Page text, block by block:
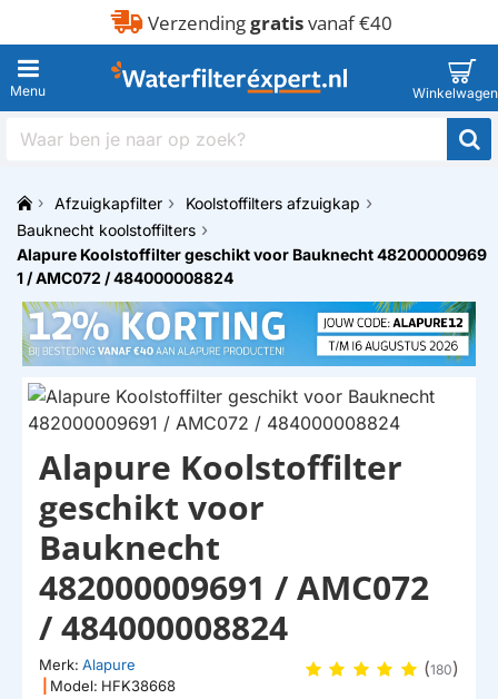
Verzendinggratisvanaf €40
Waar
naar
op
zoek?
h
o
m
Afzuigkapfilter
Koolstoffilters afzuigkap
Bauknecht koolstoffilters
Alapure Koolstoffilter geschikt voor Bauknecht 48200000969
1 / AMC072 / 484000008824
HUISMERK
Alapure Koolstoffilter
geschikt voor
Bauknecht
482000009691 / AMC072
/ 484000008824
Merk: Alapure
Model: HFK38668
(180)